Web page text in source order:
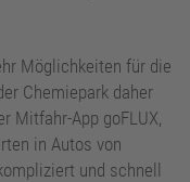
Möglichkeiten für die
Chemiepark daher
Mitfahr-App goFLUX,
in Autos von
und schnell